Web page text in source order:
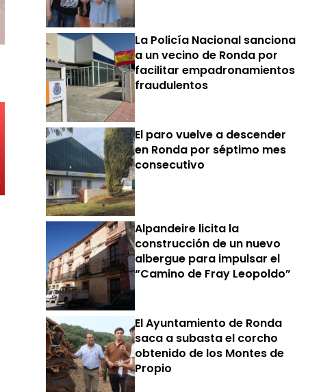
La Policía Nacional sanciona
a un vecino de Ronda por
facilitar empadronamientos
fraudulentos
El paro vuelve a descender
en Ronda por séptimo mes
consecutivo
Alpandeire licita la
construcción de un nuevo
albergue para impulsar el
“Camino de Fray Leopoldo”
El Ayuntamiento de Ronda
saca a subasta el corcho
obtenido de los Montes de
Propio